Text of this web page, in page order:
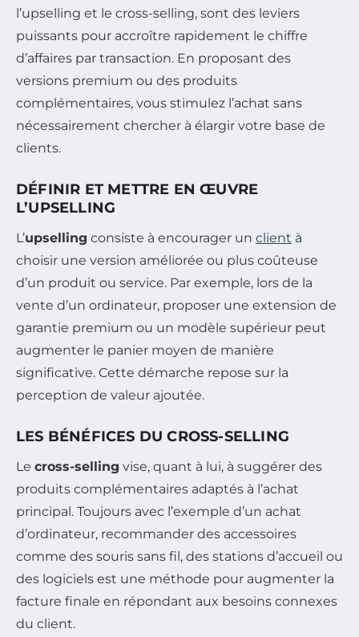
l’upselling et le cross-selling, sont des leviers
puissants pour accroître rapidement le chiffre
d’affaires par transaction. En proposant des
versions premium ou des produits
complémentaires, vous stimulez l’achat sans
nécessairement chercher à élargir votre base de
clients.
DÉFINIR ET METTRE EN ŒUVRE
L’UPSELLING
L’upselling consiste à encourager un client à
choisir une version améliorée ou plus coûteuse
d’un produit ou service. Par exemple, lors de la
vente d’un ordinateur, proposer une extension de
garantie premium ou un modèle supérieur peut
augmenter le panier moyen de manière
significative. Cette démarche repose sur la
perception de valeur ajoutée.
LES BÉNÉFICES DU CROSS-SELLING
Le cross-selling vise, quant à lui, à suggérer des
produits complémentaires adaptés à l’achat
principal. Toujours avec l’exemple d’un achat
d’ordinateur, recommander des accessoires
comme des souris sans fil, des stations d’accueil ou
des logiciels est une méthode pour augmenter la
facture finale en répondant aux besoins connexes
du client.